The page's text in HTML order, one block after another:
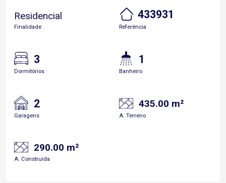
Residencial
Finalidade
433931
Referência
3
Dormitórios
1
Banheiro
2
Garagens
435.00 m²
A. Terreno
290.00 m²
A. Construída